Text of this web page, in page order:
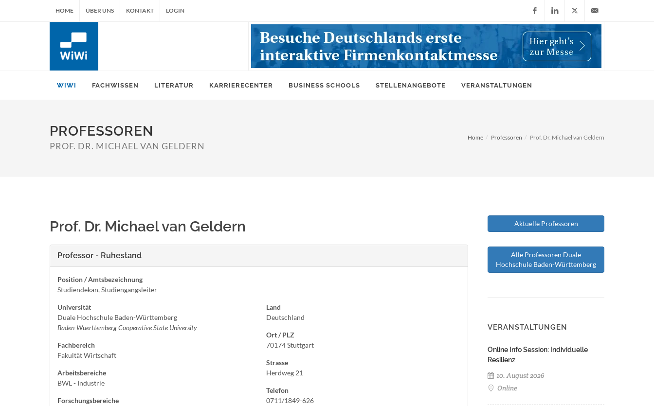
HOME ÜBER UNS KONTAKT LOGIN
FacebookLinkedIn
X
(Twitter)
info@wiwi-
WIWI FACHWISSEN LITERATUR KARRIERECENTER BUSINESS SCHOOLS STELLENANGEBOTE VERANSTALTUNGEN
PROFESSOREN
PROF. DR. MICHAEL VAN GELDERN
Home Professoren Prof. Dr. Michael van Geldern
Prof. Dr. Michael van Geldern
Professor - Ruhestand
Position / Amtsbezeichnung
Studiendekan, Studiengangsleiter
Universität
Duale Hochschule Baden-Württemberg
Baden-Wuerttemberg Cooperative State University
Fachbereich
Fakultät Wirtschaft
Arbeitsbereiche
BWL - Industrie
Forschungsbereiche
Land
Deutschland
Ort / PLZ
70174 Stuttgart
Strasse
Herdweg 21
Telefon
0711/1849-626
Aktuelle Professoren
Alle Professoren Duale
Hochschule Baden-Württemberg
VERANSTALTUNGEN
Online Info Session: Individuelle
Resilienz
10. August 2026
Online